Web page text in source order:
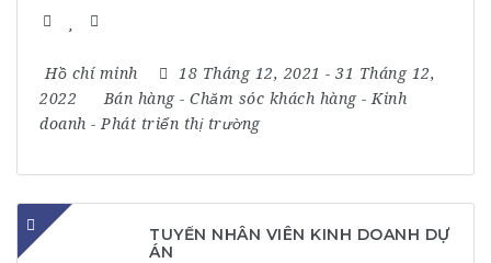
Hồ chí minh 18 Tháng 12, 2021 - 31 Tháng 12,
2022
Bán hàng- Chăm sóc khách hàng- Kinh
doanh - Phát triển thị trường
TUYỂN NHÂN VIÊN KINH DOANH DỰ
ÁN